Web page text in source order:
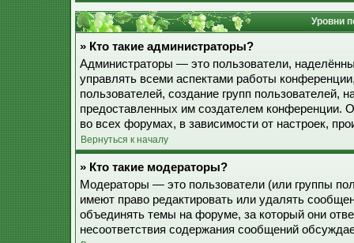
Уровни
» Кто такие администраторы?
Администраторы — это пользователи,
управлять всеми аспектами работы
пользователей, создание групп пользователей,
предоставленных им создателем конференции.
во всех форумах, в зависимости от настроек,
Вернуться к началу
» Кто такие модераторы?
Модераторы — это пользователи (или группы
имеют право редактировать или удалять
объединять темы на форуме, за который они
несоответствия содержания сообщений